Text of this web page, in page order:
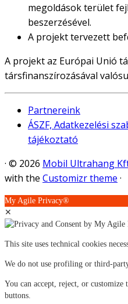
megoldások terület
beszerzésével.
A projekt tervezett
A projekt az Európai Unió
társfinanszírozásával
Partnereink
ÁSZF, Adatkezelési
tájékoztató
· © 2026 Mobil Ultrahang
with the Customizr theme ·
My Agile Privacy®
✕
This site uses technical cookies
We do not use profiling or third-
You can accept, reject, or customize
buttons.